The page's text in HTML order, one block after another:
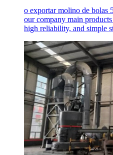
o exportar molino de bolas
our company main
high reliability, and simple